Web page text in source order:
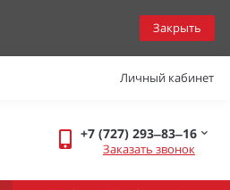
Закрыть
Личный кабинет
+7 (727) 293‒83‒16
Заказать звонок